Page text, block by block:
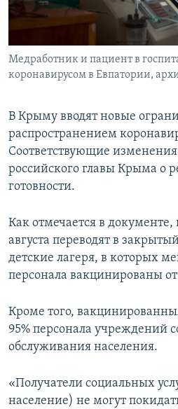
ПОБЕДИТЕЛЕЙ НЕ СУДЯТ?
ELIFBE
ПРИСОЕДИНЯЙТЕСЬ!
Медработник и пациент в
коронавирусом в Евпатории,
В Крыму вводят новые
распространением
Соответствующие
российского главы Крыма
готовности.
Как отмечается в документе,
августа переводят в
детские лагеря, в которых
персонала вакцинированы
Кроме того,
95% персонала учреждений
обслуживания населения.
«Получатели социальных
население) не могут